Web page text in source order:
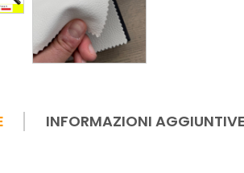
INFORMAZIONI AGGIUNTIVE